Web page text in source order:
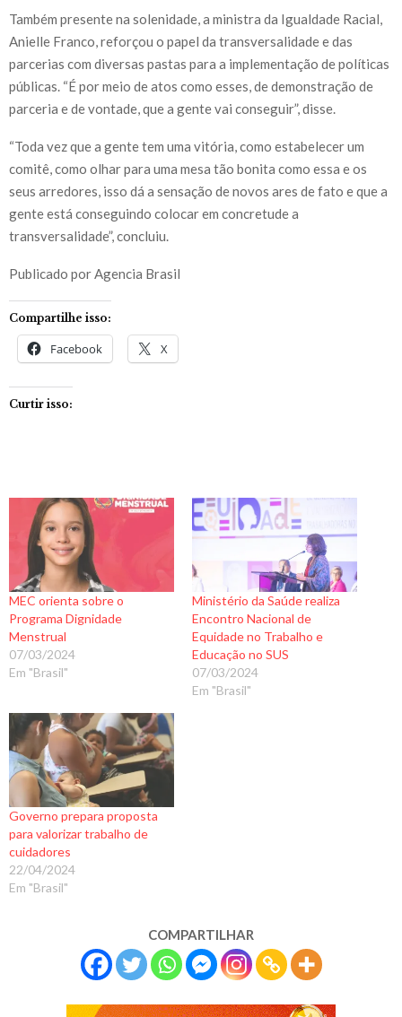
Também presente na solenidade, a ministra da Igualdade Racial,
Anielle Franco, reforçou o papel da transversalidade e das
parcerias com diversas pastas para a implementação de políticas
públicas. “É por meio de atos como esses, de demonstração de
parceria e de vontade, que a gente vai conseguir”, disse.
“Toda vez que a gente tem uma vitória, como estabelecer um
comitê, como olhar para uma mesa tão bonita como essa e os
seus arredores, isso dá a sensação de novos ares de fato e que a
gente está conseguindo colocar em concretude a
transversalidade”, concluiu.
Publicado por Agencia Brasil
Compartilhe isso:
Facebook X
Curtir isso:
MEC orienta sobre o
Programa Dignidade
Menstrual
07/03/2024
Em "Brasil"
Ministério da Saúde realiza
Encontro Nacional de
Equidade no Trabalho e
Educação no SUS
07/03/2024
Em "Brasil"
Governo prepara proposta
para valorizar trabalho de
cuidadores
22/04/2024
Em "Brasil"
COMPARTILHAR